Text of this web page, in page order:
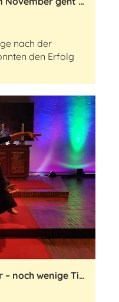
nach der
den Erfolg
Premiere am 24. Oktober – noch wenige Tickets vorhanden!